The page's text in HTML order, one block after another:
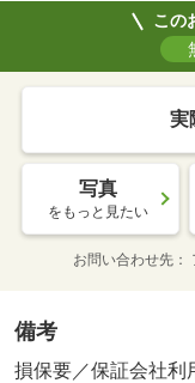
この
実
写真
をもっと見たい
お問い合わせ先
備考
損保要／保証会社利